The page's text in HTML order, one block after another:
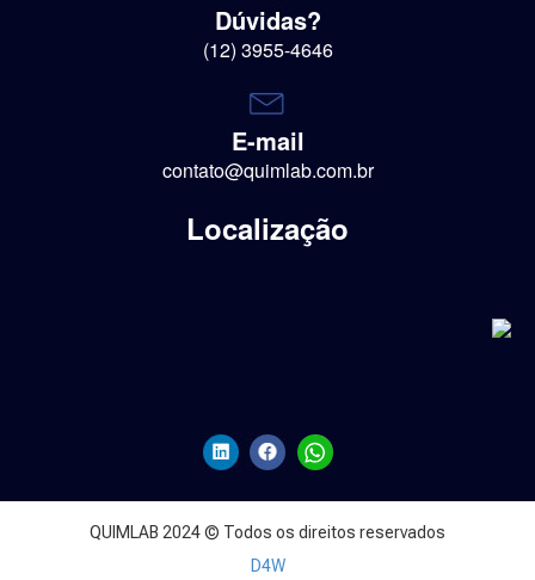
Dúvidas?
(12) 3955-4646
E-mail
contato@quimlab.com.br
Localização
QUIMLAB 2024 © Todos os direitos reservados
D4W